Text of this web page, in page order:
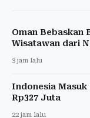
Oman Bebaskan
Wisatawan dari
3 jam lalu
Indonesia
Rp327 Juta
22 jam lalu